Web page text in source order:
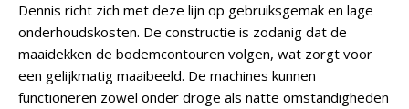
Dennis richt zich met deze lijn op gebruiksgemak en lage
onderhoudskosten. De constructie is zodanig dat de
maaidekken de bodemcontouren volgen, wat zorgt voor
een gelijkmatig maaibeeld. De machines kunnen
functioneren zowel onder droge als natte omstandigheden